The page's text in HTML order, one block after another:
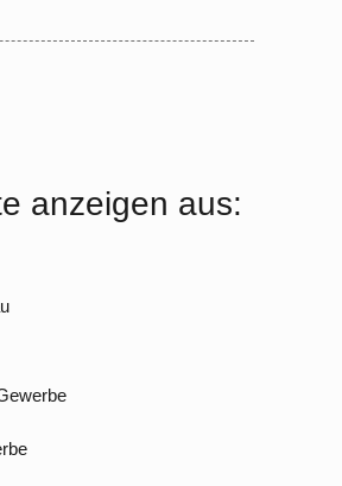
anzeigen aus: